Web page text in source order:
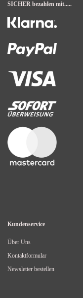
SICHER bezahlen mit.....
Kundenservice
Über Uns
Kontaktformular
Newsletter bestellen